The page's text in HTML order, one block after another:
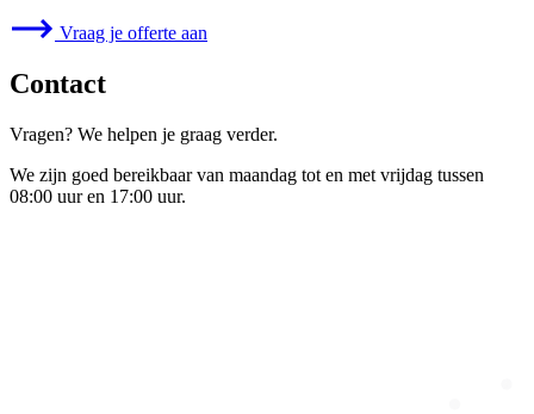
Vraag je offerte aan
Contact
Vragen? We helpen je graag verder.
We zijn goed bereikbaar van maandag tot en met vrijdag tussen
08:00 uur en 17:00 uur.